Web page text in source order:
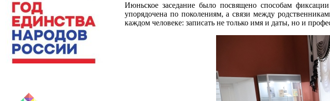
Июньское заседание было посвящено способам
упорядочена по поколениям, а связи между
каждом человеке: записать не только имя и даты, но и